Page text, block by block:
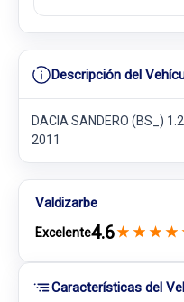
Características del
Descripción del
DACIA SANDERO (BS_)
2011
Valdizarbe
Excelente4.6★ ★ ★ ★